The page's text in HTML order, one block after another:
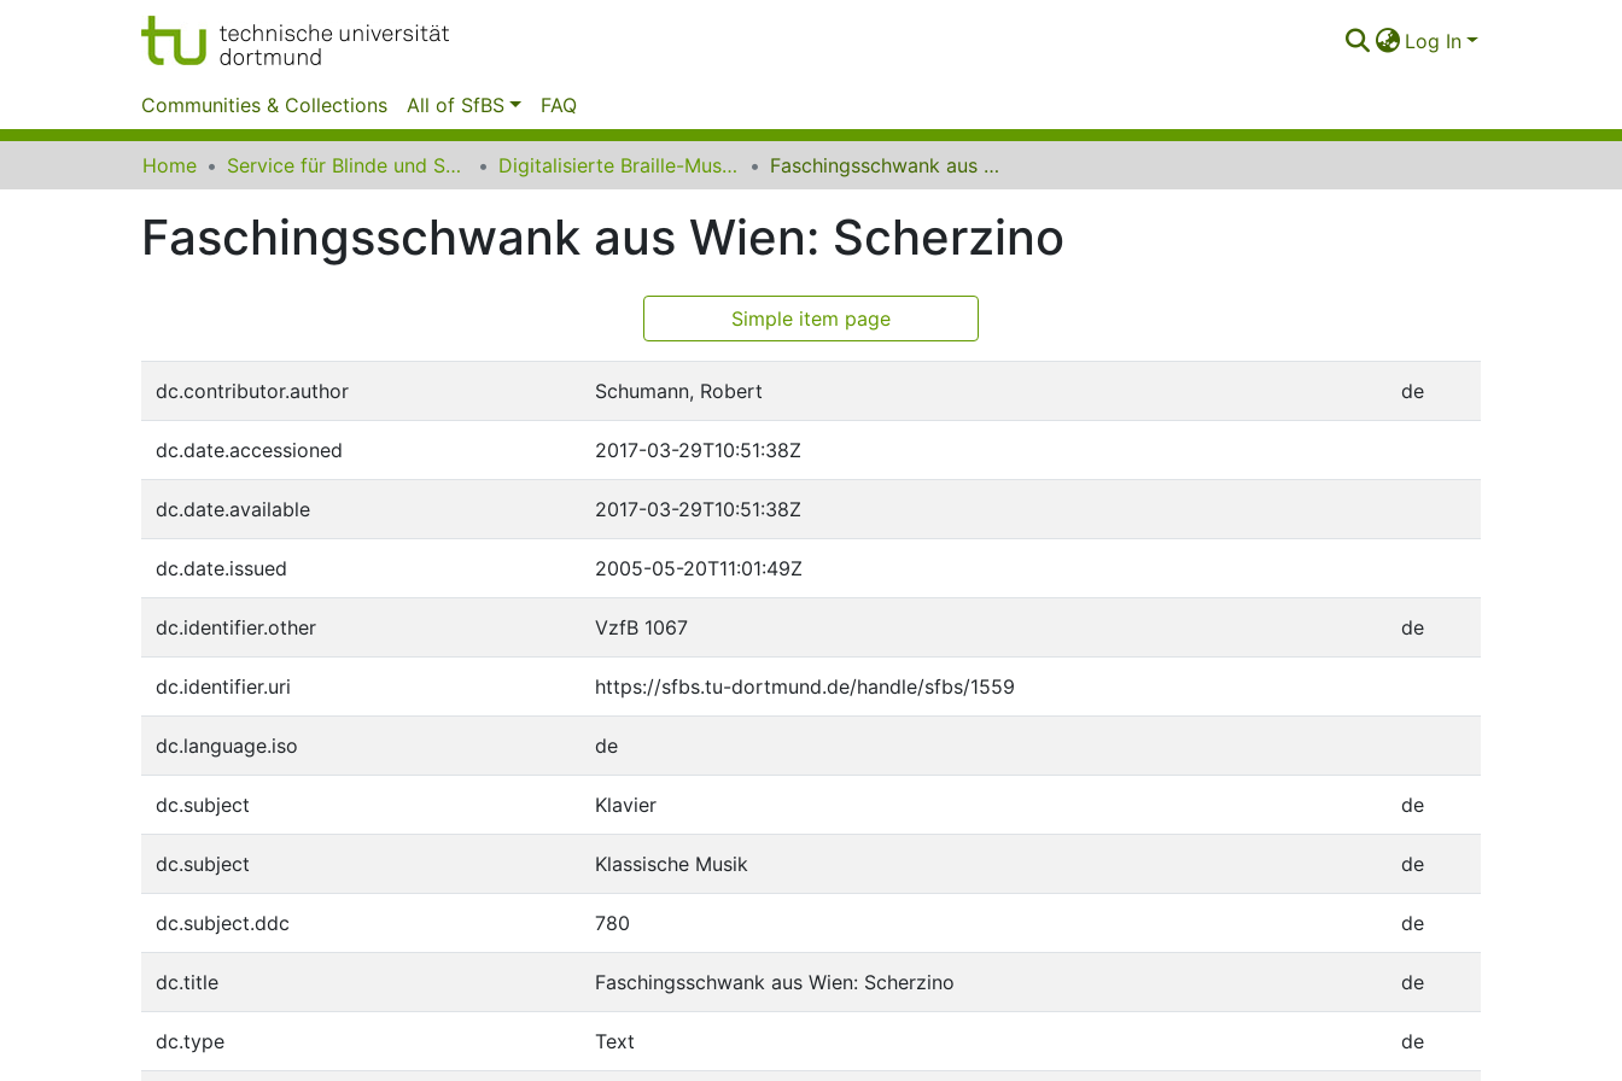
Log In
Communities & Collections All of SfBS FAQ
Home Service für Blinde und Sehbehinderte der UB Dortmund Digitalisierte Braille-Musik-Matrizen des VzfB Faschingsschwank aus Wien: Scherzino
Faschingsschwank aus Wien: Scherzino
Simple item page
dc.contributor.author Schumann, Robert de
dc.date.accessioned 2017-03-29T10:51:38Z
dc.date.available 2017-03-29T10:51:38Z
dc.date.issued 2005-05-20T11:01:49Z
dc.identifier.other VzfB 1067 de
dc.identifier.uri https://sfbs.tu-dortmund.de/handle/sfbs/1559
dc.language.iso de
dc.subject Klavier de
dc.subject Klassische Musik de
dc.subject.ddc 780 de
dc.title Faschingsschwank aus Wien: Scherzino de
dc.type Text de